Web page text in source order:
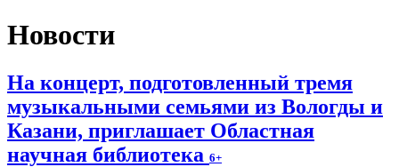
Новости
На концерт, подготовленный тремя
музыкальными семьями из Вологды и
Казани, приглашает Областная
научная библиотека 6+